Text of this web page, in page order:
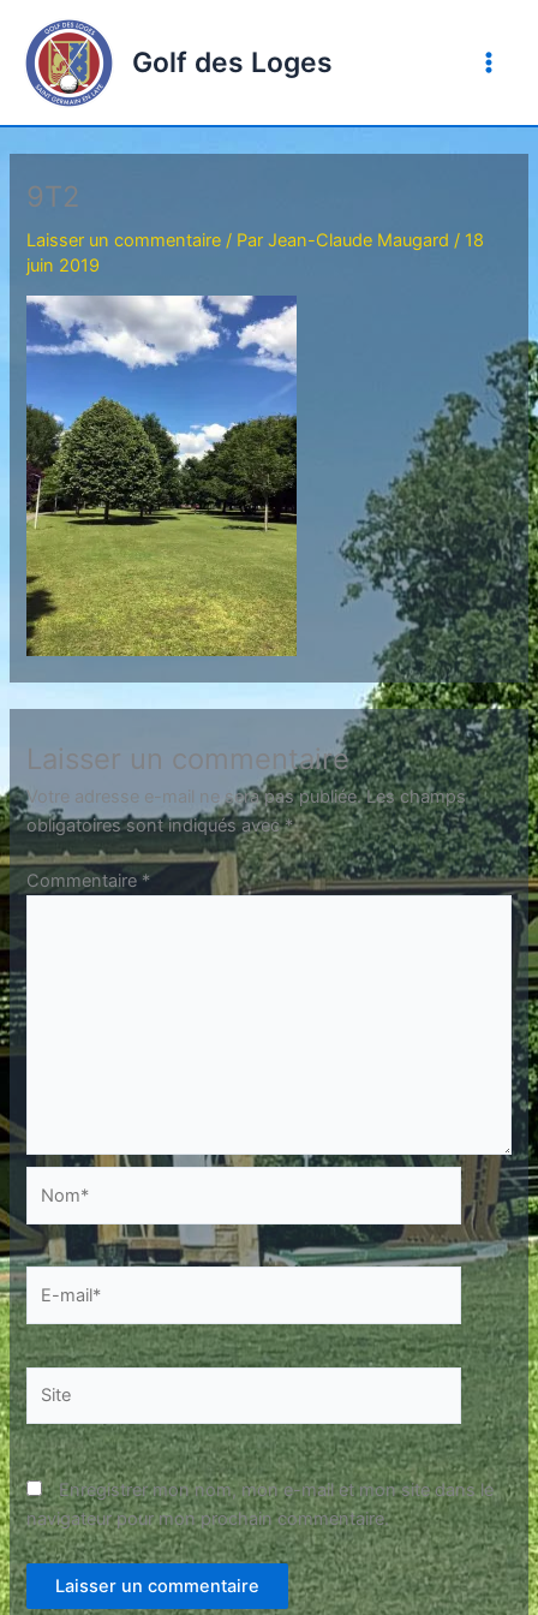
contenu
Golf des Loges
9T2
Laisser un commentaire / ParJean-Claude Maugard / 18
juin 2019
Laisser un commentaire
Votre adresse e-mail ne sera pas publiée. Les champs
obligatoires sont indiqués avec*
Commentaire*
E-
mail*
Site
Enregistrer mon nom, mon e-mail et mon site dans le
navigateur pour mon prochain commentaire.